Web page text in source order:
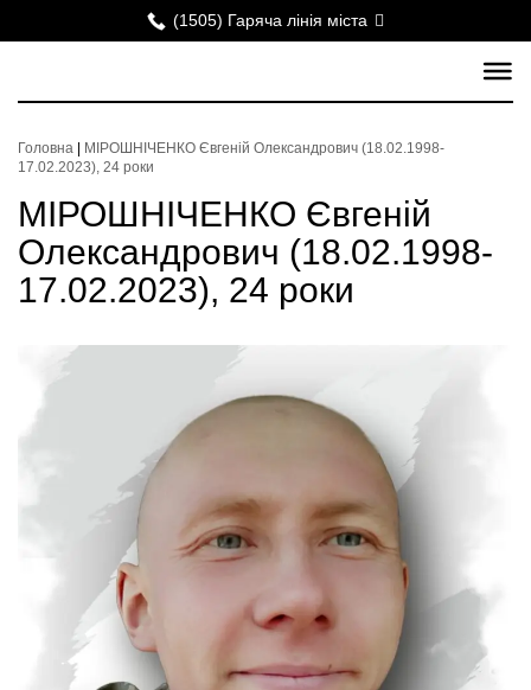
(1505) Гаряча лінія міста
Головна
МІРОШНІЧЕНКО Євгеній Олександрович (18.02.1998-
17.02.2023), 24 роки
МІРОШНІЧЕНКО Євгеній
Олександрович (18.02.1998-
17.02.2023), 24 роки